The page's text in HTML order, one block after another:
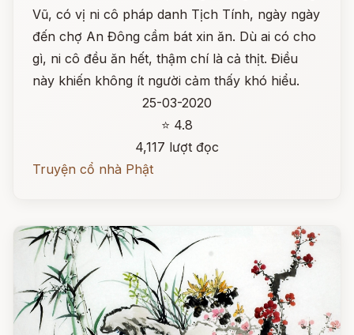
Vũ, có vị ni cô pháp danh Tịch Tính, ngày ngày
đến chợ An Đông cầm bát xin ăn. Dù ai có cho
gì, ni cô đều ăn hết, thậm chí là cả thịt. Điều
này khiến không ít người cảm thấy khó hiểu.
25-03-2020
⭐ 4.8
4,117 lượt đọc
Truyện cổ nhà Phật